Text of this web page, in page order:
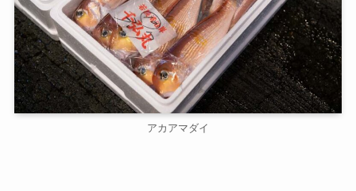
アカアマダイ